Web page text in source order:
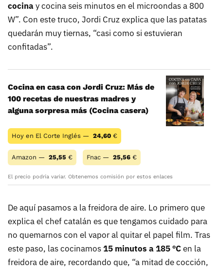
cocinay cocina seis minutos en el microondas a 800
W”. Con este truco, Jordi Cruz explica que las patatas
quedarán muy tiernas, “casi como si estuvieran
confitadas”.
Cocina en casa con Jordi Cruz: Más de
100 recetas de nuestras madres y
alguna sorpresa más (Cocina casera)
Hoy en El Corte Inglés — 24,60 €
Amazon — 25,55 € Fnac — 25,56 €
El precio podría variar. Obtenemos comisión por estos enlaces
De aquí pasamos a la freidora de aire. Lo primero que
explica el chef catalán es que tengamos cuidado para
no quemarnos con el vapor al quitar el papel film. Tras
este paso, las cocinamos15 minutos a 185 ºCen la
freidora de aire, recordando que, “a mitad de cocción,